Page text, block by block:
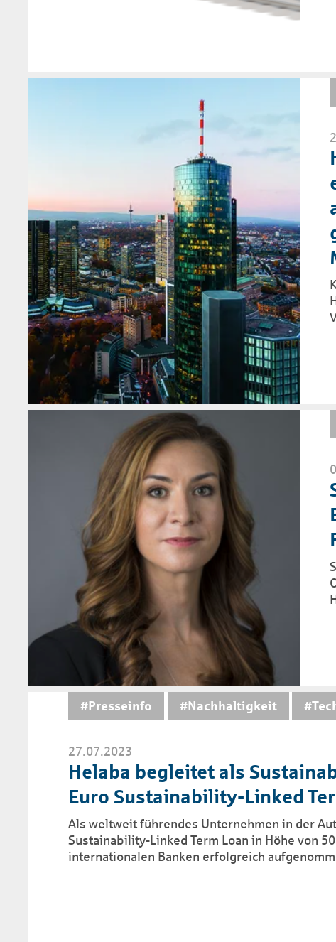
#Presseinfo #Nachhaltigkeit
27.07.2023
Helaba begleitet als
Euro Sustaina­bility-Linked
Als weltweit führendes Unternehmen in der
Sustainability-Linked Term Loan in Höhe von
internationalen Banken erfolgreich